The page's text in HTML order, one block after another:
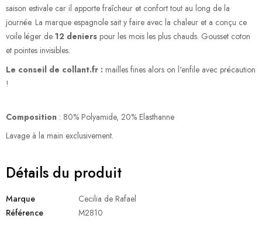
saison estivale car il apporte fraîcheur et confort tout au long de la
journée. La marque espagnole sait y faire avec la chaleur et a conçu ce
voile léger de 12 deniers pour les mois les plus chauds. Gousset coton
et pointes invisibles.
Le conseil de collant.fr : mailles fines alors on l'enfile avec précaution
!
Composition : 80% Polyamide, 20% Elasthanne
Lavage à la main exclusivement.
Détails du produit
Marque
Cecilia de Rafael
Référence
M2810